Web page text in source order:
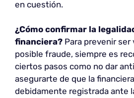
en cuestión.
¿Cómo confirmar la
financiera? Para prevenir
posible fraude, siempre es
ciertos pasos como no dar
asegurarte de que la
debidamente registrada ante